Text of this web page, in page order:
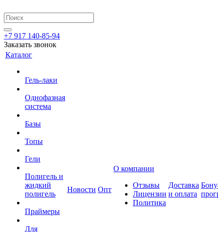
+7 917 140-85-94
Заказать звонок
Каталог
Гель-лаки
Однофазная
система
Базы
Топы
Гели
Полигель и
жидкий
полигель
Праймеры
Для
Новости Опт
О компании
Отзывы
Лицензии
Политика
Доставка
и оплата